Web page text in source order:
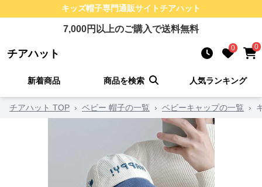
キッズ帽子専門通販サイトチアハット
7,000円以上のご購入で送料無料
チアハット 0 0
新着商品 商品を検索 人気ランキング
チアハット TOP › ベビー 帽子の一覧 › ベビーキャップの一覧 ›